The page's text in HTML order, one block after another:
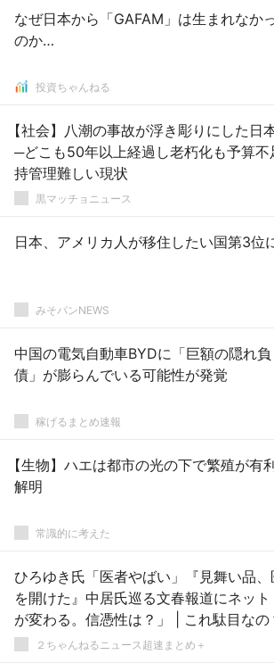
なぜ日本から「GAFAM」は生まれなか
のか…
投資ちゃんねる
【社会】八潮の事故が浮き彫りにした日
─どこも50年以上経過し老朽化も予算不
持管理難しい現状
黒マッチョニュース
日本、アメリカ人が移住したい国第3位
みそパンNEWS
中国の電気自動車BYDに「巨額の隠れ負
債」が膨らんでいる可能性が発覚
稼げるまとめ速報
【生物】ハエは都市の光の下で繁殖が有
解明
常識的に考えた
ひろゆき氏「医者やばい」『見舞い品
を開けた』中居氏巡る文春報道にネッ
２ちゃんねるニュース超速まとめ＋